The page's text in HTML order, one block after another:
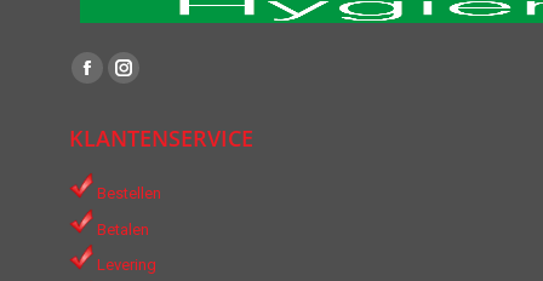
Vind ons op:
Facebook
opens
in
new
window
Instagram
opens
window
KLANTENSERVICE
Bestellen
Betalen
Levering